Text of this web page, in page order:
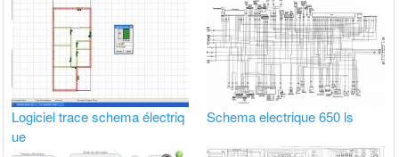
Logiciel trace schema électriq
ue
Schema electrique 650 ls